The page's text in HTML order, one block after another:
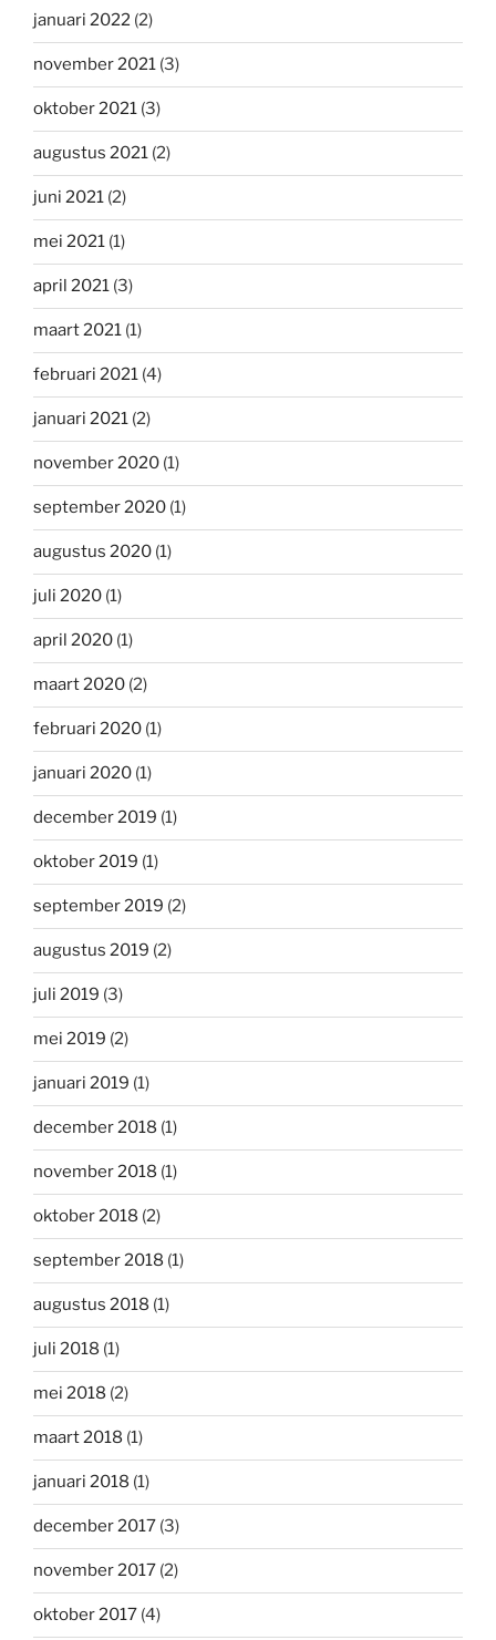
januari 2022 (2)
november 2021 (3)
oktober 2021 (3)
augustus 2021 (2)
juni 2021 (2)
mei 2021 (1)
april 2021 (3)
maart 2021 (1)
februari 2021 (4)
januari 2021 (2)
november 2020 (1)
september 2020 (1)
augustus 2020 (1)
juli 2020 (1)
april 2020 (1)
maart 2020 (2)
februari 2020 (1)
januari 2020 (1)
december 2019 (1)
oktober 2019 (1)
september 2019 (2)
augustus 2019 (2)
juli 2019 (3)
mei 2019 (2)
januari 2019 (1)
december 2018 (1)
november 2018 (1)
oktober 2018 (2)
september 2018 (1)
augustus 2018 (1)
juli 2018 (1)
mei 2018 (2)
maart 2018 (1)
januari 2018 (1)
december 2017 (3)
november 2017 (2)
oktober 2017 (4)